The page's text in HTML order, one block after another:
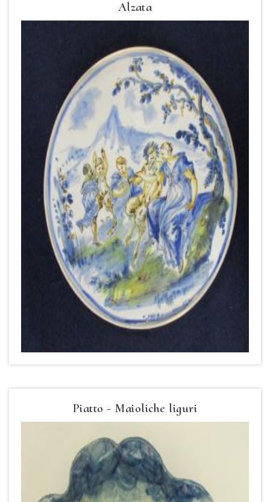
Alzata
Piatto - Maioliche liguri